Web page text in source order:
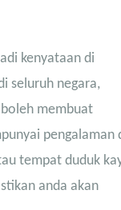
kenyataan di
seluruh negara,
membuat
pengalaman
tempat duduk
anda akan